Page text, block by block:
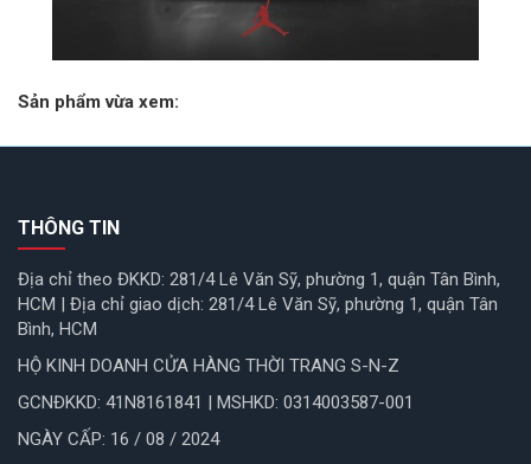
Sản phẩm vừa xem:
THÔNG TIN
Địa chỉ theo ĐKKD: 281/4 Lê Văn Sỹ, phường 1, quận Tân Bình,
HCM | Địa chỉ giao dịch: 281/4 Lê Văn Sỹ, phường 1, quận Tân
Bình, HCM
HỘ KINH DOANH CỬA HÀNG THỜI TRANG S-N-Z
GCNĐKKD: 41N8161841 | MSHKD: 0314003587-001
NGÀY CẤP: 16 / 08 / 2024